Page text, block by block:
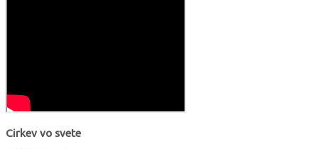
Cirkev vo svete